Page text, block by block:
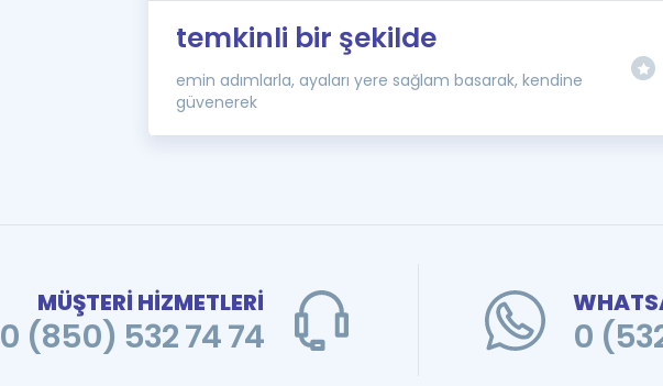
temkinli bir şekilde
emin adımlarla, ayaları yere sağlam basarak, kendine
güvenerek
MÜŞTERİ HİZMETLERİ
0 (850) 532 74 74 0